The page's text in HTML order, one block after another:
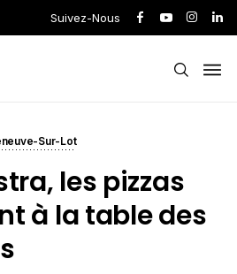
Suivez-Nous
Sur-Lot
les pizzas
à la table des